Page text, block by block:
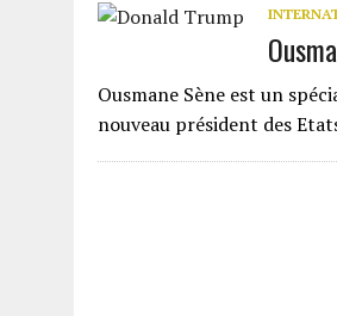
Ousmane Sène est un
nouveau président des